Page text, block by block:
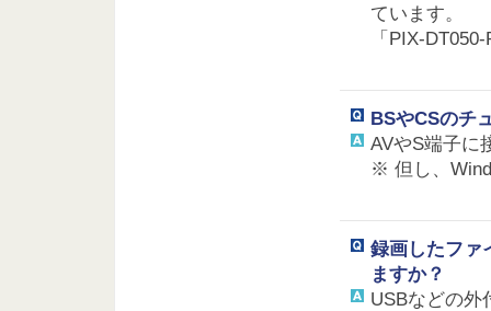
ています。
「PIX-
BSやCSのチ
AVやS端子に
※ 但し、
録画したファ
ますか？
USBなどの外